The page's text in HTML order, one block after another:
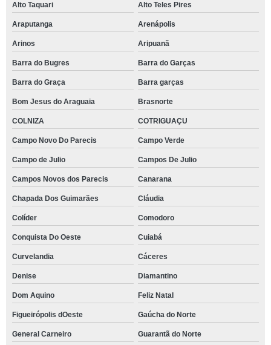
Alto Taquari Alto Teles Pires
Araputanga Arenápolis
Arinos Aripuanã
Barra do Bugres Barra do Garças
Barra do Graça Barra garças
Bom Jesus do Araguaia Brasnorte
COLNIZA COTRIGUAÇU
Campo Novo Do Parecis Campo Verde
Campo de Julio Campos De Julio
Campos Novos dos Parecis Canarana
Chapada Dos Guimarães Cláudia
Colíder Comodoro
Conquista Do Oeste Cuiabá
Curvelandia Cáceres
Denise Diamantino
Dom Aquino Feliz Natal
Figueirópolis dOeste Gaúcha do Norte
General Carneiro Guarantã do Norte